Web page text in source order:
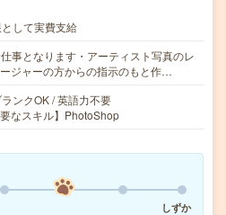
して実費支給
事となります・アーティスト写真のレ
ジャーの方からの指示のもと作…
ンクOK / 英語力不要
なスキル】PhotoShop
しずか